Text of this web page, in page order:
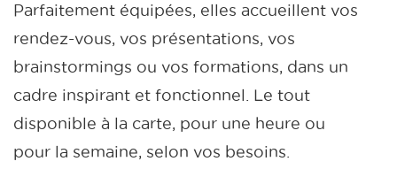
Parfaitement équipées, elles accueillent vos
rendez-vous, vos présentations, vos
brainstormings ou vos formations, dans un
cadre inspirant et fonctionnel. Le tout
disponible à la carte, pour une heure ou
pour la semaine, selon vos besoins.